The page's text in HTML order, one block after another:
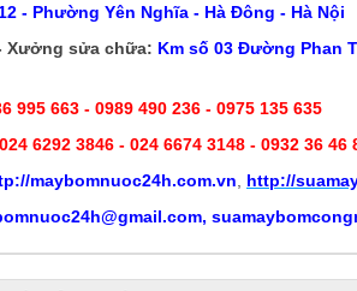
- Phường Yên Nghĩa - Hà Đông - Hà Nội
Xưởng sửa chữa: Km số 03 Đường Phan
995 663 - 0989 490 236 - 0975 135 635
024 6292 3846 - 024 6674 3148 - 0932 36 46
maybomnuoc24h.com.vn http://